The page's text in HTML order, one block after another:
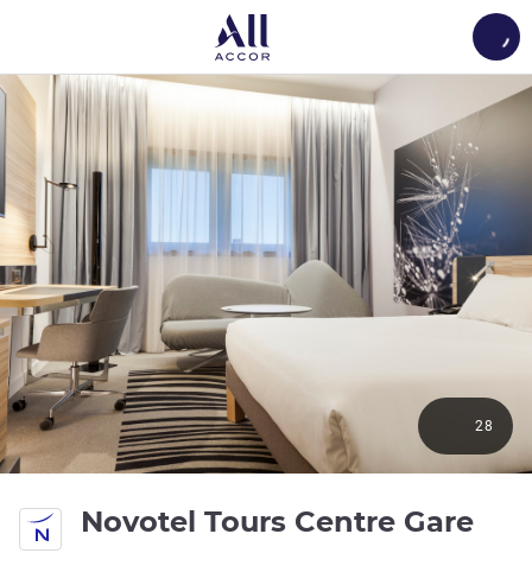
Novotel Tours Centre Gare4
28